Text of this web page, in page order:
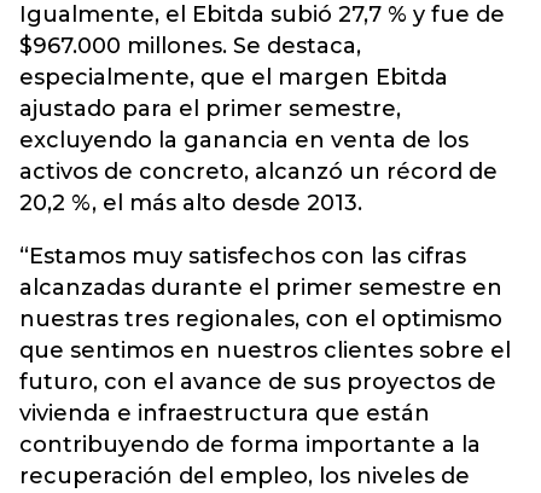
Igualmente, el Ebitda subió 27,7 % y fue de
$967.000 millones. Se destaca,
especialmente, que el margen Ebitda
ajustado para el primer semestre,
excluyendo la ganancia en venta de los
activos de concreto, alcanzó un récord de
20,2 %, el más alto desde 2013.
“Estamos muy satisfechos con las cifras
alcanzadas durante el primer semestre en
nuestras tres regionales, con el optimismo
que sentimos en nuestros clientes sobre el
futuro, con el avance de sus proyectos de
vivienda e infraestructura que están
contribuyendo de forma importante a la
recuperación del empleo, los niveles de